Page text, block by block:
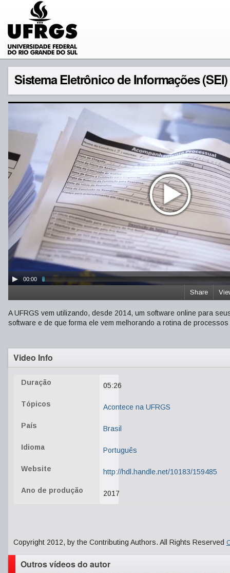
Sistema Eletrônico de Informações (SEI)
00:00
Share
A UFRGS vem utilizando, desde 2014, um software online para
software e de que forma ele vem melhorando a rotina de
Video Info
Duração 05:26
Tópicos Acontece na UFRGS
País Brasil
Idioma Português
Website http://hdl.handle.net/10183/159485
Ano de produção 2017
Copyright 2012, by the Contributing Authors. All Rights Reserved
Outros vídeos do autor